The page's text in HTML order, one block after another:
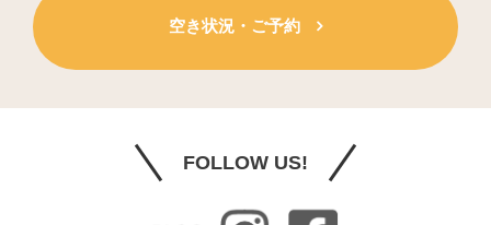
空き状況・ご予約
FOLLOW US!